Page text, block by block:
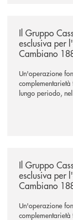
Il Gruppo
esclusiva per
Cambiano
Un'operazione
lungo periodo,
negoziazione
Il Gruppo
esclusiva per
Cambiano
Un'operazione